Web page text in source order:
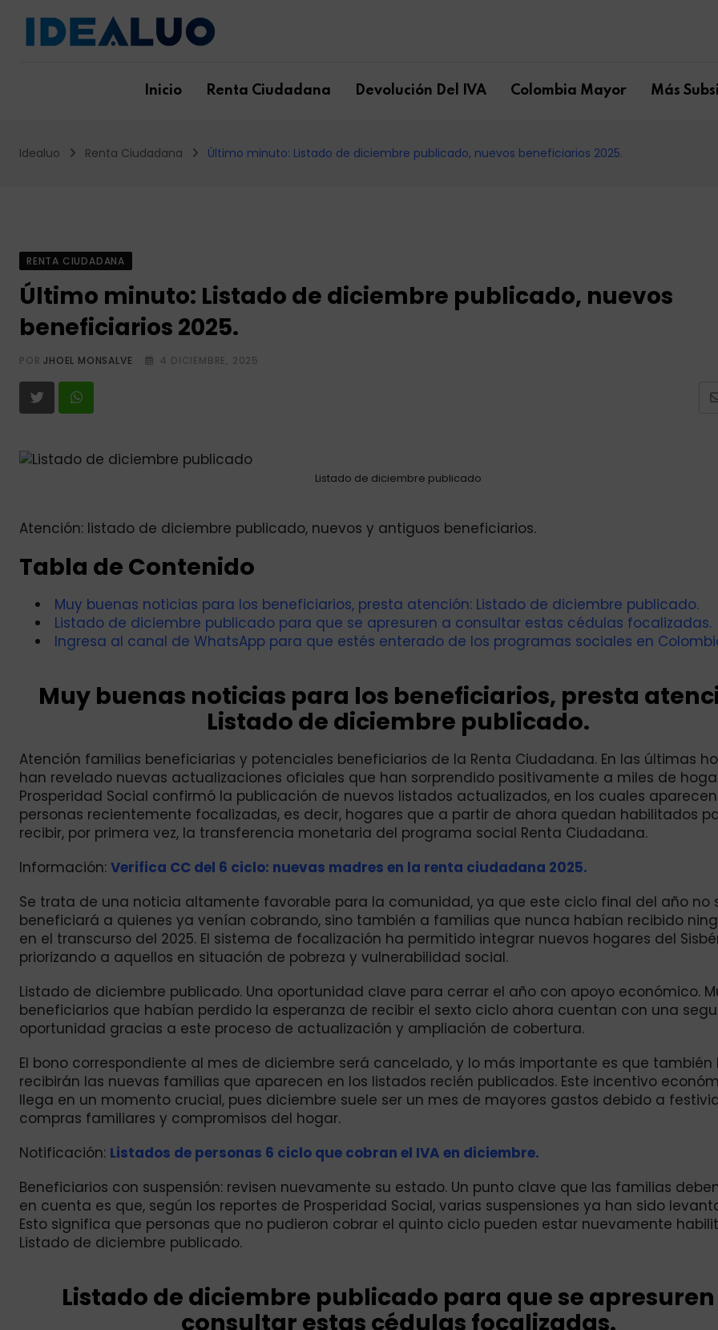
content
Inicio Renta Ciudadana Devolución Del IVA Colombia Mayor Más
Idealuo Renta Ciudadana Último minuto: Listado de diciembre publicado, nuevos beneficiarios 2025.
RENTA CIUDADANA
Último minuto: Listado de diciembre publicado, nuevos
beneficiarios 2025.
PORJHOEL MONSALVE 4 DICIEMBRE, 2025
Listado de diciembre publicado
Atención: listado de diciembre publicado, nuevos y antiguos beneficiarios.
Tabla de Contenido
Muy buenas noticias para los beneficiarios, presta atención: Listado de diciembre publicado.
Listado de diciembre publicado para que se apresuren a consultar estas cédulas focalizadas.
Ingresa al canal de WhatsApp para que estés enterado de los programas sociales en
Muy buenas noticias para los beneficiarios, presta
Listado de diciembre publicado.
Atención familias beneficiarias y potenciales beneficiarios de la Renta Ciudadana. En las últimas
han revelado nuevas actualizaciones oficiales que han sorprendido positivamente a miles de
Prosperidad Social confirmó la publicación de nuevos listados actualizados, en los cuales aparecen
personas recientemente focalizadas, es decir, hogares que a partir de ahora quedan habilitados
recibir, por primera vez, la transferencia monetaria del programa social Renta Ciudadana.
Información: Verifica CC del 6 ciclo: nuevas madres en la renta ciudadana 2025.
Se trata de una noticia altamente favorable para la comunidad, ya que este ciclo final del año no
beneficiará a quienes ya venían cobrando, sino también a familias que nunca habían recibido
en el transcurso del 2025. El sistema de focalización ha permitido integrar nuevos hogares del
priorizando a aquellos en situación de pobreza y vulnerabilidad social.
Listado de diciembre publicado. Una oportunidad clave para cerrar el año con apoyo económico.
beneficiarios que habían perdido la esperanza de recibir el sexto ciclo ahora cuentan con una
oportunidad gracias a este proceso de actualización y ampliación de cobertura.
El bono correspondiente al mes de diciembre será cancelado, y lo más importante es que también
recibirán las nuevas familias que aparecen en los listados recién publicados. Este incentivo
llega en un momento crucial, pues diciembre suele ser un mes de mayores gastos debido a
compras familiares y compromisos del hogar.
Notificación: Listados de personas 6 ciclo que cobran el IVA en diciembre.
Beneficiarios con suspensión: revisen nuevamente su estado. Un punto clave que las familias
en cuenta es que, según los reportes de Prosperidad Social, varias suspensiones ya han sido
Esto significa que personas que no pudieron cobrar el quinto ciclo pueden estar nuevamente
Listado de diciembre publicado.
Listado de diciembre publicado para que se apresuren
consultar estas cédulas focalizadas.